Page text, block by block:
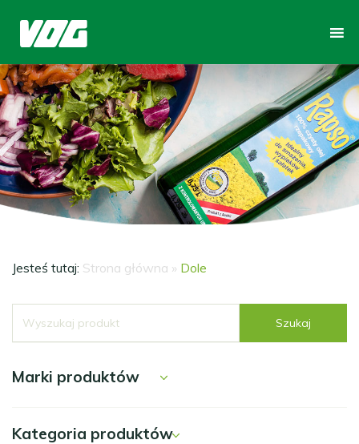
Jesteś tutaj: Strona główna » Dole
Szukaj
Marki produktów
Kategoria produktów